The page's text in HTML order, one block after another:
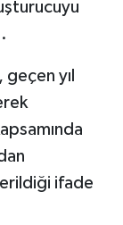
geçen yıl
ifade